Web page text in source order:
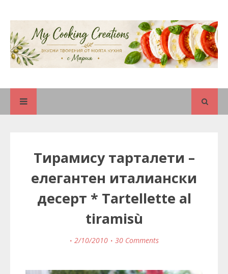
Тирамису тарталети –
елегантен италиански
десерт * Tartellette al
tiramisù
2/10/2010 30 Comments